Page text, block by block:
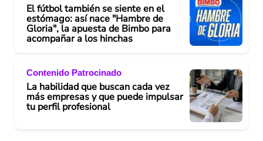
El fútbol también se siente en el
estómago: así nace "Hambre de
Gloria", la apuesta de Bimbo para
acompañar a los hinchas
Contenido Patrocinado
La habilidad que buscan cada vez
más empresas y que puede impulsar
tu perfil profesional